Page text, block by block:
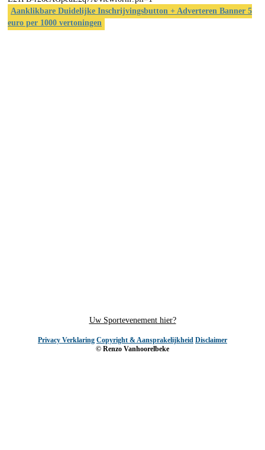
Aanklikbare Duidelijke Inschrijvingsbutton + Adverteren Banner 5
euro per 1000 vertoningen
Uw Sportevenement hier?
Privacy Verklaring Copyright & Aansprakelijkheid Disclaimer
© Renzo Vanhoorelbeke